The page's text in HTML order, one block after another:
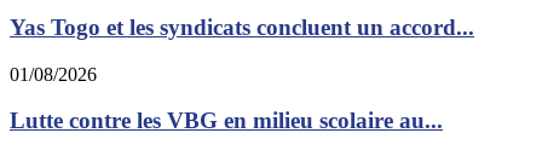
Yas Togo et les syndicats concluent un accord...
01/08/2026
Lutte contre les VBG en milieu scolaire au...